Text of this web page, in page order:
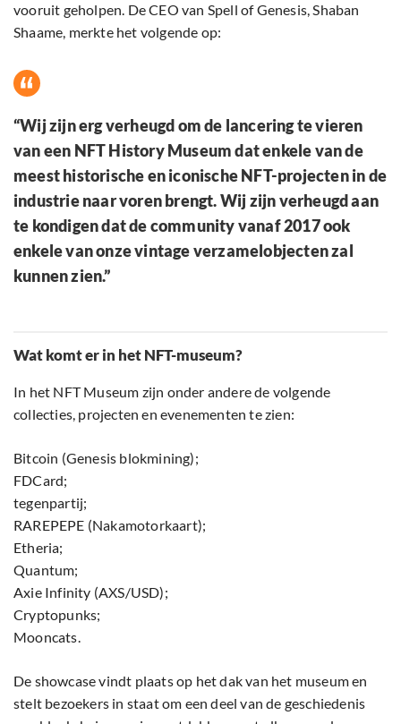
vooruit geholpen. De CEO van Spell of Genesis, Shaban
Shaame, merkte het volgende op:
“Wij zijn erg verheugd om de lancering te vieren
van een NFT History Museum dat enkele van de
meest historische en iconische NFT-projecten in de
industrie naar voren brengt. Wij zijn verheugd aan
te kondigen dat de community vanaf 2017 ook
enkele van onze vintage verzamelobjecten zal
kunnen zien.”
Wat komt er in het NFT-museum?
In het NFT Museum zijn onder andere de volgende
collecties, projecten en evenementen te zien:
Bitcoin (Genesis blokmining);
FDCard;
tegenpartij;
RAREPEPE (Nakamotorkaart);
Etheria;
Quantum;
Axie Infinity (AXS/USD);
Cryptopunks;
Mooncats.
De showcase vindt plaats op het dak van het museum en
stelt bezoekers in staat om een deel van de geschiedenis